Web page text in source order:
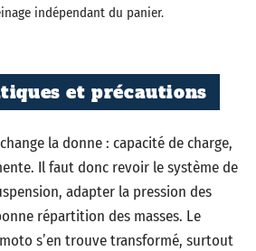
indépendant du panier.
et précautions
la donne : capacité de charge,
Il faut donc revoir le système de
adapter la pression des
répartition des masses. Le
s’en trouve transformé, surtout